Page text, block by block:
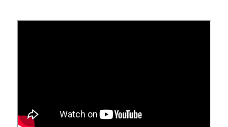
damit deine Sitemap geladen wird.